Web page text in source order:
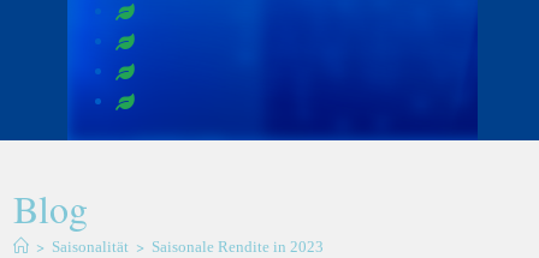
Blog
> Saisonalität > Saisonale Rendite in 2023